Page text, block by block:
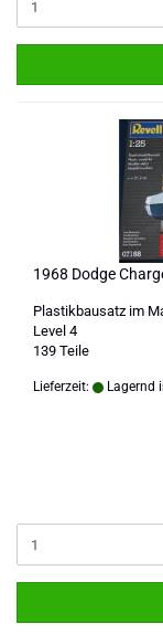
1968 Dodge
Plastikbausatz im
Level 4
139 Teile
Lieferzeit: Lagernd